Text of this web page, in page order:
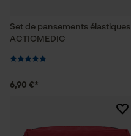
Set de pansements élastiques
ACTIOMEDIC
6,90 €*